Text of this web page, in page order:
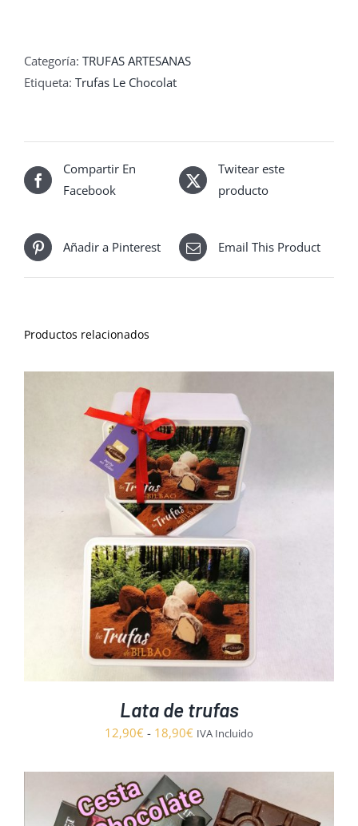
Categoría: TRUFAS ARTESANAS
Etiqueta: Trufas Le Chocolat
Compartir En
Facebook
Twitear este
producto
Añadir a Pinterest Email This Product
Productos relacionados
Lata de trufas
12,90€ - 18,90€ Rango
precios:
desde
12,90€
IVA Incluido